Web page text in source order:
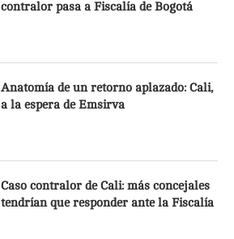
contralor pasa a Fiscalía de Bogotá
Anatomía de un retorno aplazado: Cali,
a la espera de Emsirva
Caso contralor de Cali: más concejales
tendrían que responder ante la Fiscalía